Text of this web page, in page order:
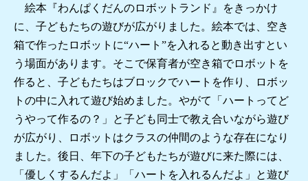
絵本『わんぱくだんのロボットランド』をきっかけ
に、子どもたちの遊びが広がりました。絵本では、空き
箱で作ったロボットに“ハート”を入れると動き出すとい
う場面があります。そこで保育者が空き箱でロボットを
作ると、子どもたちはブロックでハートを作り、ロボッ
トの中に入れて遊び始めました。やがて「ハートってど
うやって作るの？」と子ども同士で教え合いながら遊び
が広がり、ロボットはクラスの仲間のような存在になり
ました。後日、年下の子どもたちが遊びに来た際には、
「優しくするんだよ」「ハートを入れるんだよ」と遊び